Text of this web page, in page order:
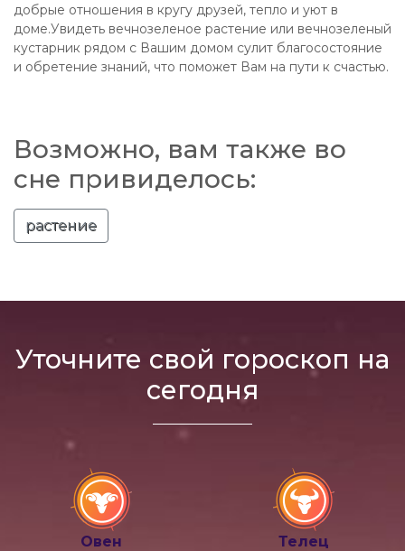
добрые отношения в кругу друзей, тепло и уют в
доме.Увидеть вечнозеленое растение или вечнозеленый
кустарник рядом с Вашим домом сулит благосостояние
и обретение знаний, что поможет Вам на пути к счастью.
Возможно, вам также во
сне привиделось:
растение
Уточните свой гороскоп на
сегодня
Овен Телец